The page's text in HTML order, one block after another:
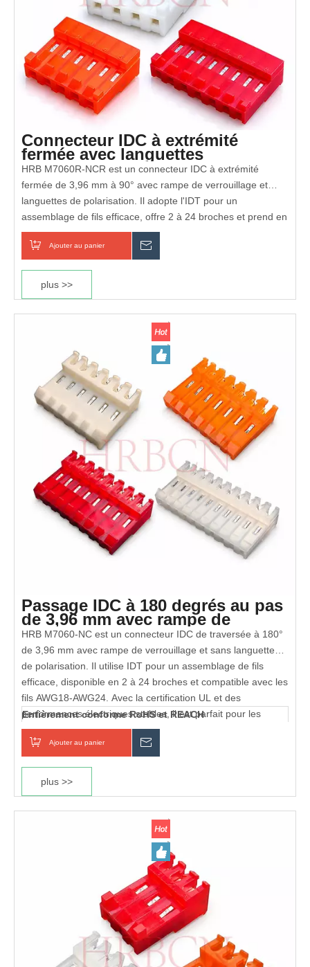
Connecteur IDC à extrémité
fermée avec languettes
polarisantes M7060R-NCR
HRB M7060R-NCR est un connecteur IDC à extrémité
fermée de 3,96 mm à 90° avec rampe de verrouillage et
languettes de polarisation. Il adopte l'IDT pour un
assemblage de fils efficace, offre 2 à 24 broches et prend en
charge plusieurs tailles de fils AWG. Certifié UL et ignifuge,
c'est un choix idéal pour la connexion fil à carte dans les
Entièrement conforme RoHS et REACH
Ajouter au panier
plus >>
Passage IDC à 180 degrés au pas
de 3,96 mm avec rampe de
verrouillage
HRB M7060-NC est un connecteur IDC de traversée à 180°
de 3,96 mm avec rampe de verrouillage et sans languettes
de polarisation. Il utilise IDT pour un assemblage de fils
efficace, disponible en 2 à 24 broches et compatible avec les
fils AWG18-AWG24. Avec la certification UL et des
performances électriques stables, il est parfait pour les
connexions fil à carte et fil à fil dans les produits
électroniques basse et moyenne tension.
Entièrement conforme RoHS et REACH
Certifié UL et cUL
Boîtier ignifuge UL 94V-2
Ajouter au panier
plus >>